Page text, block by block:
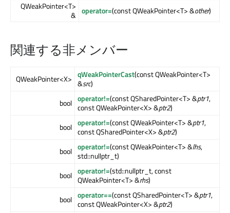
QWeakPointer<T>
& operator=(const QWeakPointer<T> &other)
関連する非メンバー
QWeakPointer<X> qWeakPointerCast(const QWeakPointer<T>
&src)
bool operator!=(const QSharedPointer<T> &ptr1,
const QWeakPointer<X> &ptr2)
bool operator!=(const QWeakPointer<T> &ptr1,
const QSharedPointer<X> &ptr2)
bool operator!=(const QWeakPointer<T> &lhs,
std::nullptr_t)
bool operator!=(std::nullptr_t, const
QWeakPointer<T> &rhs)
bool operator==(const QSharedPointer<T> &ptr1,
const QWeakPointer<X> &ptr2)